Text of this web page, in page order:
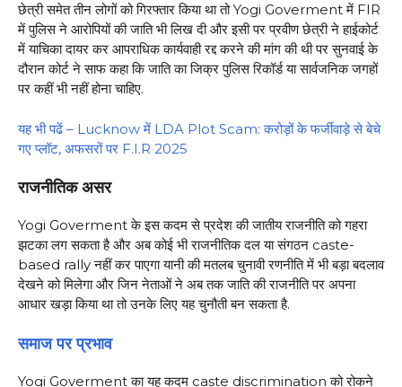
छेत्री समेत तीन लोगों को गिरफ्तार किया था तो Yogi Goverment में FIR
में पुलिस ने आरोपियों की जाति भी लिख दी और इसी पर प्रवीण छेत्री ने हाईकोर्ट
में याचिका दायर कर आपराधिक कार्यवाही रद्द करने की मांग की थी पर सुनवाई के
दौरान कोर्ट ने साफ कहा कि जाति का जिक्र पुलिस रिकॉर्ड या सार्वजनिक जगहों
पर कहीं भी नहीं होना चाहिए.
यह भी पढें – Lucknow में LDA Plot Scam: करोड़ों के फर्जीवाड़े से बेचे
गए प्लॉट, अफसरों पर F.I.R 2025
राजनीतिक असर
Yogi Goverment के इस कदम से प्रदेश की जातीय राजनीति को गहरा
झटका लग सकता है और अब कोई भी राजनीतिक दल या संगठन caste-
based rally नहीं कर पाएगा यानी की मतलब चुनावी रणनीति में भी बड़ा बदलाव
देखने को मिलेगा और जिन नेताओं ने अब तक जाति की राजनीति पर अपना
आधार खड़ा किया था तो उनके लिए यह चुनौती बन सकता है.
समाज पर प्रभाव
Yogi Goverment का यह कदम caste discrimination को रोकने